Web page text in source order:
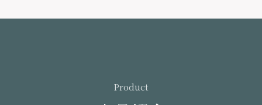
Product